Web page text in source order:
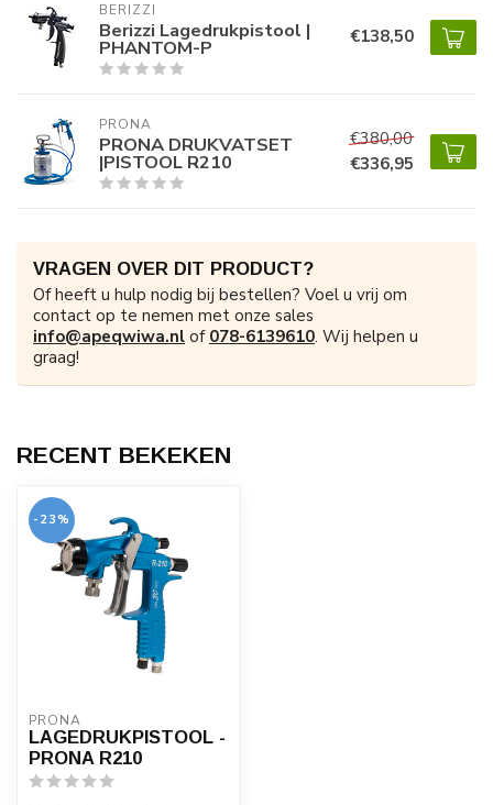
BERIZZI
Berizzi Lagedrukpistool |
PHANTOM-P €138,50
PRONA
PRONA DRUKVATSET
|PISTOOL R210
€380,00
€336,95
VRAGEN OVER DIT PRODUCT?
Of heeft u hulp nodig bij bestellen? Voel u vrij om
contact op te nemen met onze sales
info@apeqwiwa.nl of 078-6139610. Wij helpen u
graag!
RECENT BEKEKEN
-23%
PRONA
LAGEDRUKPISTOOL -
PRONA R210